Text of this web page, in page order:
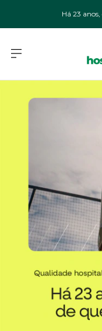
Há 23